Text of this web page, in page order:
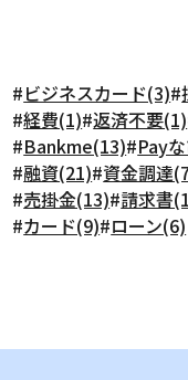
#ビジネスカード(3)#
#経費(1)#返済不要(1)
#Bankme(13)#Pay
#融資(21)#資金調達
#売掛金(13)#請求書
#カード(9)#ローン(6)